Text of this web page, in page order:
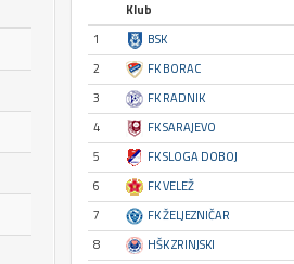
Klub
1
BSK
2
FK BORAC
3
FK RADNIK
4
FK SARAJEVO
5
FK SLOGA DOBOJ
6
FK VELEŽ
7
FK ŽELJEZNIČAR
8
HŠK ZRINJSKI